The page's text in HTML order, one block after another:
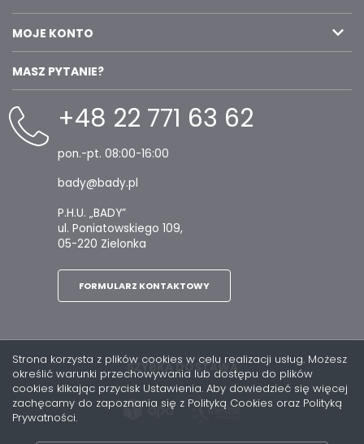
MOJE KONTO
MASZ PYTANIE?
+48 22 771 63 62
pon.-pt. 08:00-16:00
bady@bady.pl
P.H.U. „BADY”
ul. Poniatowskiego 109,
05-220 Zielonka
FORMULARZ KONTAKTOWY
SZYBKA DOSTAWA
Strona korzysta z plików cookies w celu realizacji usług. Możesz
określić warunki przechowywania lub dostępu do plików
cookies klikając przycisk Ustawienia. Aby dowiedzieć się więcej
zachęcamy do zapoznania się z Polityką Cookies oraz Polityką
Prywatności.